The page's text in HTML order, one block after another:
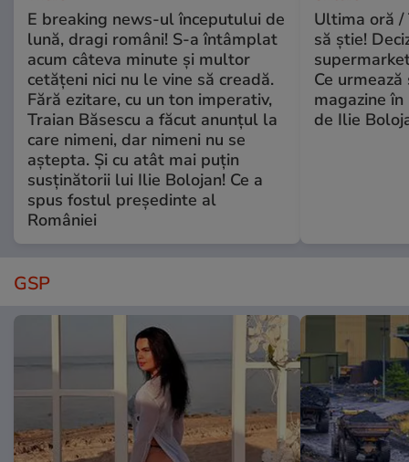
E breaking news-ul începutului de
lună, dragi români! S-a întâmplat
acum câteva minute și multor
cetățeni nici nu le vine să creadă.
Fără ezitare, cu un ton imperativ,
Traian Băsescu a făcut anunțul la
care nimeni, dar nimeni nu se
aștepta. Și cu atât mai puțin
susținătorii lui Ilie Bolojan! Ce a
spus fostul președinte al
României
Ultima oră /
să știe!
Ce
magazine
de Ilie
GSP